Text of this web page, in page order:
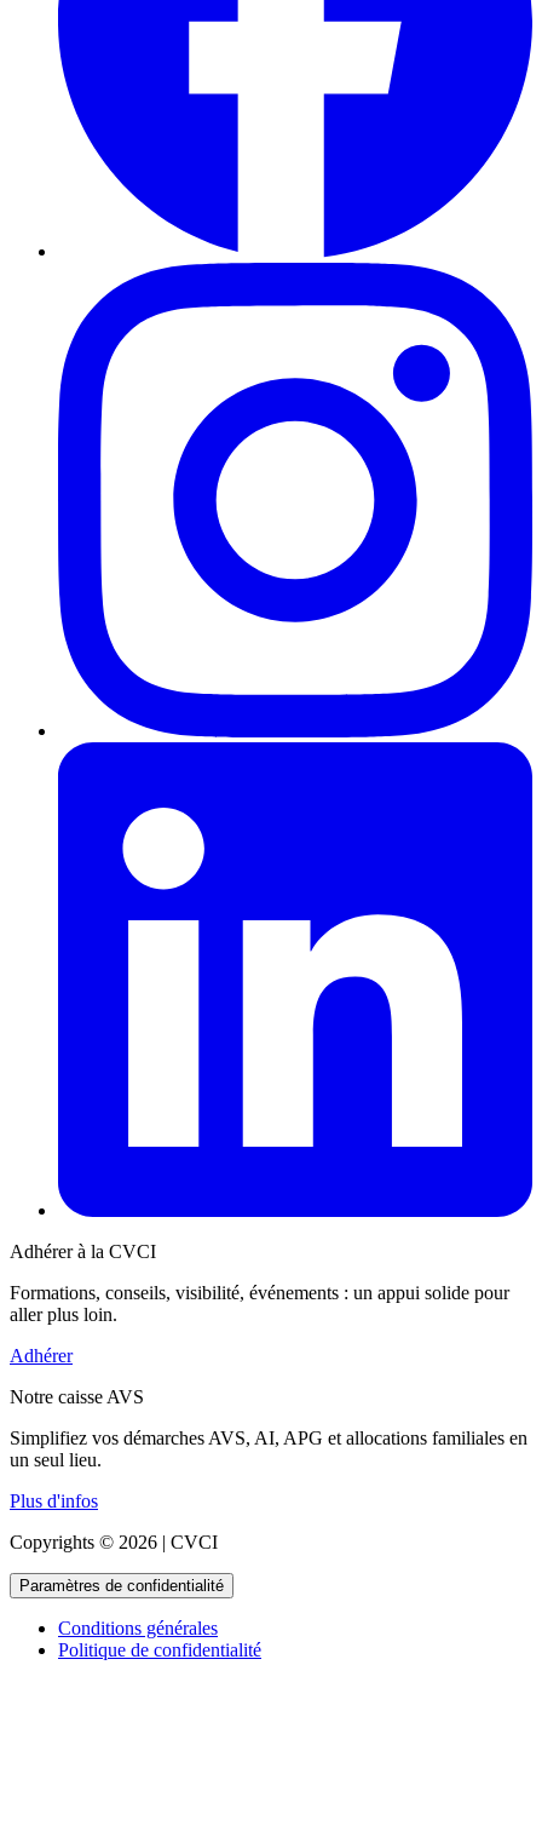
Adhérer à la CVCI
Formations, conseils, visibilité, événements : un appui solide pour
aller plus loin.
Adhérer
Notre caisse AVS
Simplifiez vos démarches AVS, AI, APG et allocations familiales en
un seul lieu.
Plus d'infos
Copyrights © 2026 | CVCI
Paramètres de confidentialité
Conditions générales
Politique de confidentialité